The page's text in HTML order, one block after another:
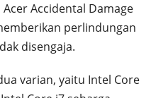
Accidental Damage
perlindungan
disengaja.
varian, yaitu Intel Core